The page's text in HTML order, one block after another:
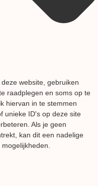
website, gebruiken
raadplegen en soms op te
hiervan in te stemmen
unieke ID's op deze site
Als je geen
kan dit een nadelige